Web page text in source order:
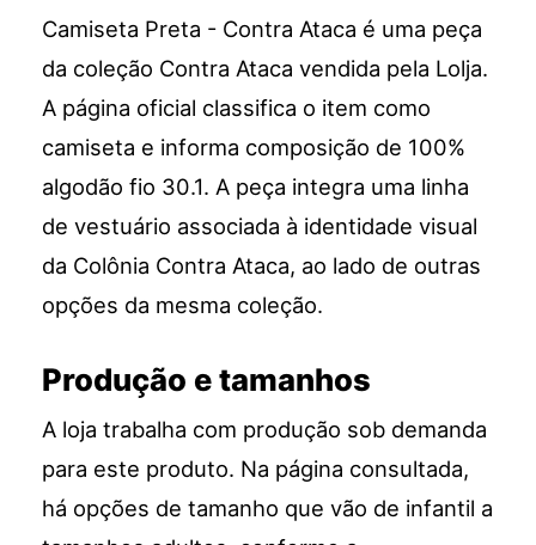
Camiseta Preta - Contra Ataca é uma peça
da coleção Contra Ataca vendida pela Lolja.
A página oficial classifica o item como
camiseta e informa composição de 100%
algodão fio 30.1. A peça integra uma linha
de vestuário associada à identidade visual
da Colônia Contra Ataca, ao lado de outras
opções da mesma coleção.
Produção e tamanhos
A loja trabalha com produção sob demanda
para este produto. Na página consultada,
há opções de tamanho que vão de infantil a